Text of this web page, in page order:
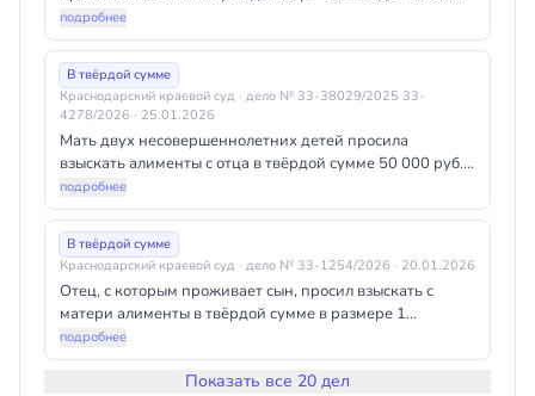
руб.) в связи со сменой работы и установлением
отцовства второго ребёнка. Суды обеих инстанций
отказали, указав, что смена работы произошла по
собственному желанию истца без объективных причин,
а наличие другого ребёнка само по себе не является
безусловным основанием для снижения алиментов.
подробнее
В твёрдой сумме
Краснодарский краевой суд · дело № 33-38029/2025 33-
4278/2026 · 25.01.2026
Мать двух несовершеннолетних детей просила
взыскать алименты с отца в твёрдой сумме 50 000 руб.
ежемесячно. Апелляция изменила решение: снизила
размер до 22 926,80 руб. на каждого ребёнка (1,3
прожиточного минимума для детей в Краснодарском
крае на 2026 год), сославшись на равную обязанность
обоих родителей по содержанию детей и материальное
положение сторон; также скорректирована дата начала
взыскания — с момента подачи иска в суд, поскольку
доказательств уклонения ответчика от уплаты до
обращения в суд не представлено.
подробнее
В твёрдой сумме
Краснодарский краевой суд · дело № 33-1254/2026 · 20.01.2026
Отец, с которым проживает сын, просил взыскать с
матери алименты в твёрдой сумме в размере 1
прожиточного минимума; суд первой инстанции
взыскал 0,5 ПМ, апелляция оставила решение без
изменения, указав, что по п. 3 ст. 83 СК РФ при равном
подробнее
Показать все 20 дел